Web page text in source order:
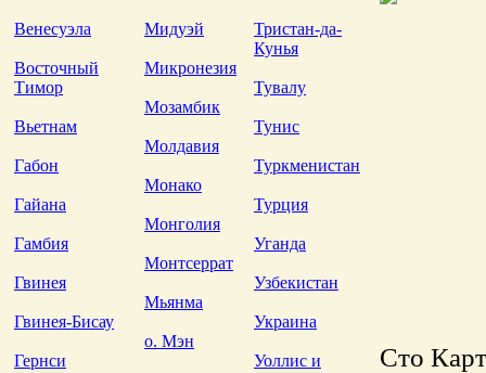
Венесуэла
Восточный
Тимор
Вьетнам
Габон
Гайана
Гамбия
Гвинея
Гвинея-Бисау
Гернси
Мидуэй
Микронезия
Мозамбик
Молдавия
Монако
Монголия
Монтсеррат
Мьянма
о. Мэн
Тристан-да-
Кунья
Тувалу
Тунис
Туркменистан
Турция
Уганда
Узбекистан
Украина
Уоллис и
Сто